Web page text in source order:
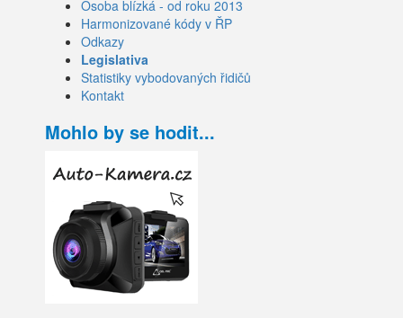
Osoba blízká - od roku 2013
Harmonizované kódy v ŘP
Odkazy
Legislativa
Statistiky vybodovaných řidičů
Kontakt
Mohlo by se hodit...